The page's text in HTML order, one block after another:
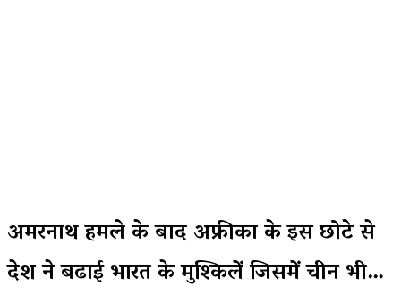
अमरनाथ हमले के बाद अफ्रीका के इस छोटे से
देश ने बढाई भारत के मुश्किलें जिसमें चीन भी…